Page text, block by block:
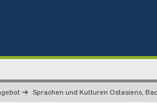
Sprachen und Kulturen Ostasiens,